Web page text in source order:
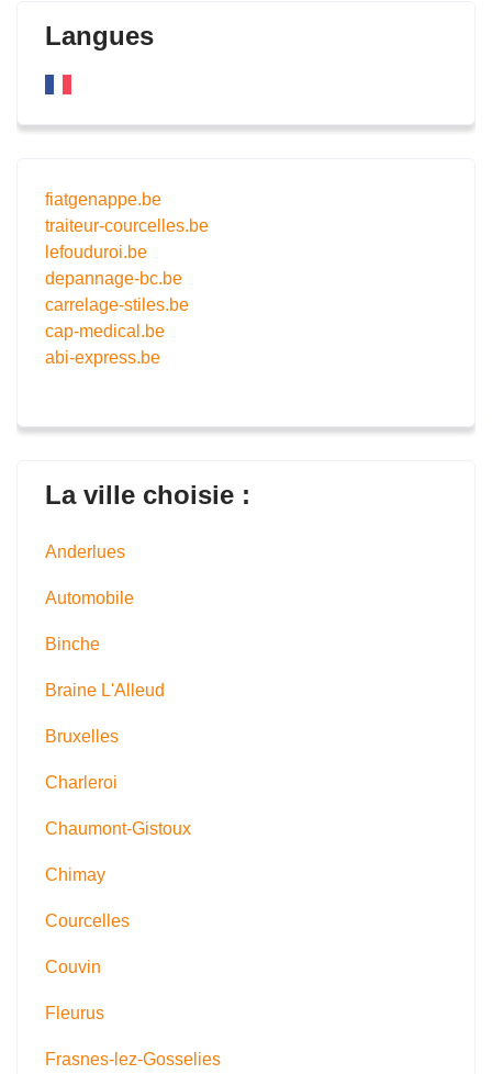
Langues
fiatgenappe.be
traiteur-courcelles.be
lefouduroi.be
depannage-bc.be
carrelage-stiles.be
cap-medical.be
abi-express.be
La ville choisie :
Anderlues
Automobile
Binche
Braine L'Alleud
Bruxelles
Charleroi
Chaumont-Gistoux
Chimay
Courcelles
Couvin
Fleurus
Frasnes-lez-Gosselies